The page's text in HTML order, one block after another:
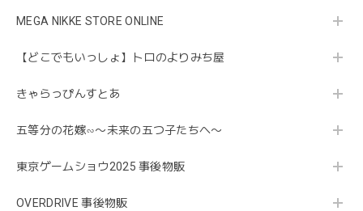
MEGA NIKKE STORE ONLINE
【どこでもいっしょ】トロのよりみち屋
きゃらっぴんすとあ
五等分の花嫁∽〜未来の五つ子たちへ〜
東京ゲームショウ2025 事後物販
OVERDRIVE 事後物販